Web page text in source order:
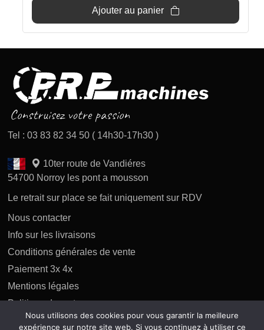
Ajouter au panier
Tel : 03 83 82 34 50 ( 14h30-17h30 )
10ter route de Vandiéres
54700 Norroy les pont a mousson
Le retrait sur place se fait uniquement sur RDV
Nous contacter
Info sur les livraisons
Conditions générales de vente
Paiement 3x 4x
Mentions légales
Politique des retours
Politique de confidentialité
Nous utilisons des cookies pour vous garantir la meilleure
expérience sur notre site web. Si vous continuez à utiliser ce